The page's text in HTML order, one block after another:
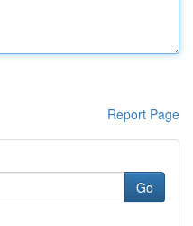
Report Page
Go